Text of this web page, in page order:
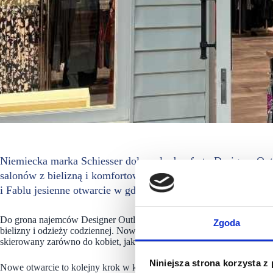
Zgoda
Niniejsza strona korzysta z
Niemiecka marka Schiesser dołączyła do oferty Designer
salonów z bielizną i komfortową codzienną odzieżą
i Fablu jesienne otwarcie w gdańskim outlecie. Marka zajęła
Do grona najemców Designer Outlet Gdańsk dołączyła znana na
bielizny i odzieży codziennej. Nowy salon doskonale uzupełnia ofertę
skierowany zarówno do kobiet, jak i mężczyzn, miłośników
Nowe otwarcie to kolejny krok w konsekwentnym rozwoju oferty